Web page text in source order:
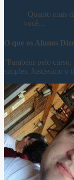
Quanto mais
você...
O que os Alunos
“Parabéns pelo
simples. Justíssimo o